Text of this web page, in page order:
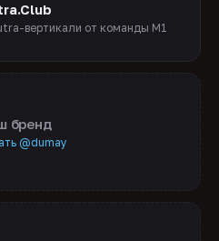
вертикали от команды M1
бренд
@dumay